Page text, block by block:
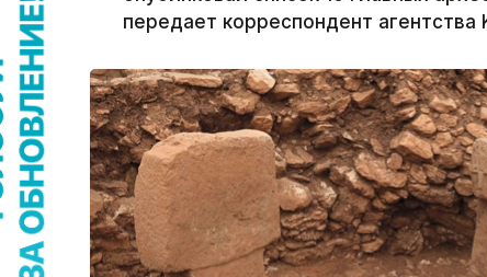
передает корреспондент агентства